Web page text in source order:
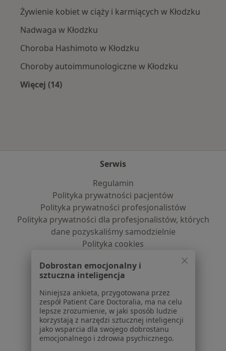
Żywienie kobiet w ciąży i karmiących w Kłodzku
Nadwaga w Kłodzku
Choroba Hashimoto w Kłodzku
Choroby autoimmunologiczne w Kłodzku
Więcej (14)
Serwis
Regulamin
Polityka prywatności pacjentów
Polityka prywatności profesjonalistów
Polityka prywatności dla profesjonalistów, których
dane pozyskaliśmy samodzielnie
Polityka cookies
Dostępność
O nas
Praca Rekrutujemy!
Partnerzy
Centrum prasowe
Kontakt
Dobrostan emocjonalny i
sztuczna inteligencja
Niniejsza ankieta, przygotowana przez
zespół Patient Care Doctoralia, ma na celu
lepsze zrozumienie, w jaki sposób ludzie
korzystają z narzędzi sztucznej inteligencji
jako wsparcia dla swojego dobrostanu
emocjonalnego i zdrowia psychicznego.